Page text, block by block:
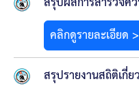
ข้อบัญญัติอื่นๆ ขอ
รายงานการประ
คลิกดูรายละเอียด
สรุปรายงานสถิติเกี่